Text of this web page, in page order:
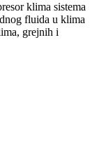
klima sistema
fluida u klima
grejnih i